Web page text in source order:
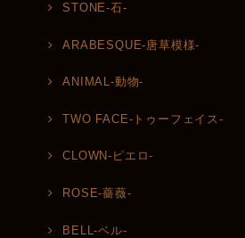
STONE-石-
ARABESQUE-唐草模様-
ANIMAL-動物-
TWO FACE-トゥーフェイス-
CLOWN-ピエロ-
ROSE-薔薇-
BELL-ベル-